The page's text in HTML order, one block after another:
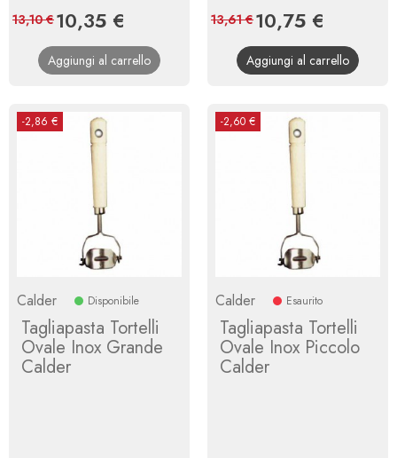
Prezzo
10,35 €
base
13,10 €
Aggiungi al carrello
Prezzo
10,75 €
base
13,61 €
Aggiungi al carrello
-2,86 €
Calder Disponibile
Tagliapasta Tortelli
Ovale Inox Grande
Calder
-2,60 €
Calder Esaurito
Tagliapasta Tortelli
Ovale Inox Piccolo
Calder